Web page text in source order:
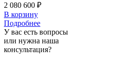
2 080 600 ₽
В корзину
Подробнее
У вас есть вопросы
или нужна наша
консультация?